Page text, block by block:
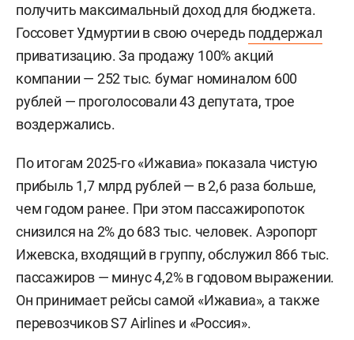
получить максимальный доход для бюджета.
Госсовет Удмуртии в свою очередь поддержал
приватизацию. За продажу 100% акций
компании — 252 тыс. бумаг номиналом 600
рублей — проголосовали 43 депутата, трое
воздержались.
По итогам 2025-го «Ижавиа» показала чистую
прибыль 1,7 млрд рублей — в 2,6 раза больше,
чем годом ранее. При этом пассажиропоток
снизился на 2% до 683 тыс. человек. Аэропорт
Ижевска, входящий в группу, обслужил 866 тыс.
пассажиров — минус 4,2% в годовом выражении.
Он принимает рейсы самой «Ижавиа», а также
перевозчиков S7 Airlines и «Россия».